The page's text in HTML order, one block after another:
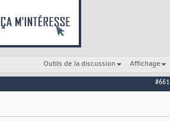
Outils de la discussion Affichage
#661